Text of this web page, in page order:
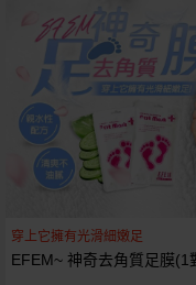
穿上它擁有光滑細嫩足
EFEM~ 神奇去角質足膜(1